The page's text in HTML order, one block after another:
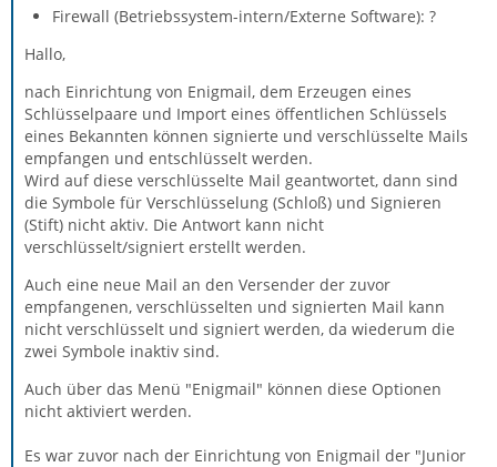
Firewall (Betriebssystem-intern/Externe Software): ?
Hallo,
nach Einrichtung von Enigmail, dem Erzeugen eines
Schlüsselpaare und Import eines öffentlichen Schlüssels
eines Bekannten können signierte und verschlüsselte Mails
empfangen und entschlüsselt werden.
Wird auf diese verschlüsselte Mail geantwortet, dann sind
die Symbole für Verschlüsselung (Schloß) und Signieren
(Stift) nicht aktiv. Die Antwort kann nicht
verschlüsselt/signiert erstellt werden.
Auch eine neue Mail an den Versender der zuvor
empfangenen, verschlüsselten und signierten Mail kann
nicht verschlüsselt und signiert werden, da wiederum die
zwei Symbole inaktiv sind.
Auch über das Menü "Enigmail" können diese Optionen
nicht aktiviert werden.
Es war zuvor nach der Einrichtung von Enigmail der "Junior